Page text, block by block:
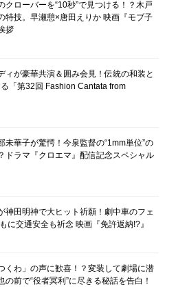
クローバーを“10秒”で見つける！？木戸
特技。早瀬憩×唐田えりか 映画『モブ子
拶
ィが豪華共演＆囲み会見！伝統の和装と
「第32回 Fashion Cantata from
未華子が驚愕！今泉監督の“1mm単位”の
ドラマ『クロエマ』配信記念スペシャル
神田明神で大ヒット祈願！劇中車のフェ
に交通安全も祈念 映画『免許返納!?』
くわ」の声に歓喜！？変装して劇場に潜
の前で“役者冥利”に尽きる秘話を告白！